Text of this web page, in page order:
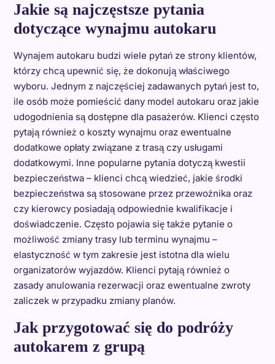
Jakie są najczęstsze pytania
dotyczące wynajmu autokaru
Wynajem autokaru budzi wiele pytań ze strony klientów,
którzy chcą upewnić się, że dokonują właściwego
wyboru. Jednym z najczęściej zadawanych pytań jest to,
ile osób może pomieścić dany model autokaru oraz jakie
udogodnienia są dostępne dla pasażerów. Klienci często
pytają również o koszty wynajmu oraz ewentualne
dodatkowe opłaty związane z trasą czy usługami
dodatkowymi. Inne popularne pytania dotyczą kwestii
bezpieczeństwa – klienci chcą wiedzieć, jakie środki
bezpieczeństwa są stosowane przez przewoźnika oraz
czy kierowcy posiadają odpowiednie kwalifikacje i
doświadczenie. Często pojawia się także pytanie o
możliwość zmiany trasy lub terminu wynajmu –
elastyczność w tym zakresie jest istotna dla wielu
organizatorów wyjazdów. Klienci pytają również o
zasady anulowania rezerwacji oraz ewentualne zwroty
zaliczek w przypadku zmiany planów.
Jak przygotować się do podróży
autokarem z grupą